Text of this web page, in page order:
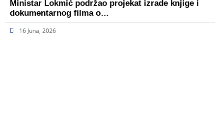
Ministar Lokmić podržao projekat izrade knjige i
dokumentarnog filma o…
16 Juna, 2026